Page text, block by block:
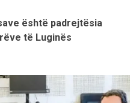
është padrejtësia
të Luginës